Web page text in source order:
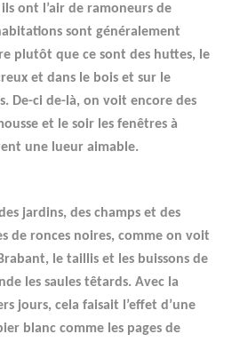
ont l’air de ramoneurs de
sont généralement
plutôt que ce sont des huttes, le
et dans le bois et sur le
De-ci de-là, on voit encore des
et le soir les fenêtres à
une lueur aimable.
jardins, des champs et des
de ronces noires, comme on voit
le taillis et les buissons de
les saules têtards. Avec la
jours, cela faisait l’effet d’une
blanc comme les pages de